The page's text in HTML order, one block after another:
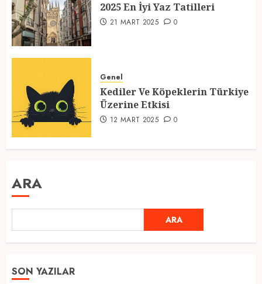
2025 En İyi Yaz Tatilleri
21 MART 2025 0
Genel
Kediler Ve Köpeklerin Türkiye
Üzerine Etkisi
12 MART 2025 0
ARA
ARA
SON YAZILAR